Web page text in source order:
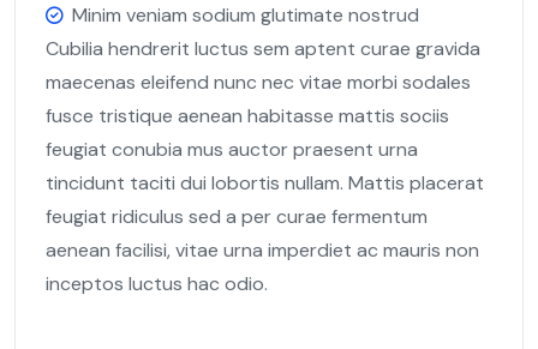
Minim veniam sodium glutimate nostrud
Cubilia hendrerit luctus sem aptent curae gravida
maecenas eleifend nunc nec vitae morbi sodales
fusce tristique aenean habitasse mattis sociis
feugiat conubia mus auctor praesent urna
tincidunt taciti dui lobortis nullam. Mattis placerat
feugiat ridiculus sed a per curae fermentum
aenean facilisi, vitae urna imperdiet ac mauris non
inceptos luctus hac odio.